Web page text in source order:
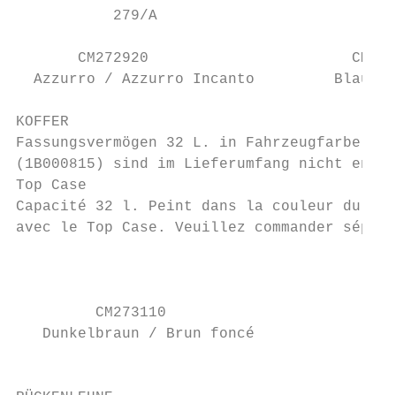
279/A
CM272920
Azzurro / Azzurro Incanto         Blau/
KOFFER
Fassungsvermögen 32 L. in Fahrzeugfarbe
(1B000815) sind im Lieferumfang nicht
Top Case
Capacité 32 l. Peint dans la couleur du
avec le Top Case. Veuillez commander
CM273110
Dunkelbraun / Brun foncé